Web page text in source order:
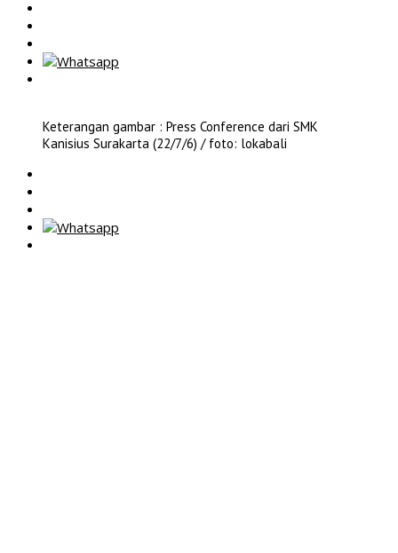
Keterangan gambar : Press Conference dari SMK
Kanisius Surakarta (22/7/6) / foto: lokabali